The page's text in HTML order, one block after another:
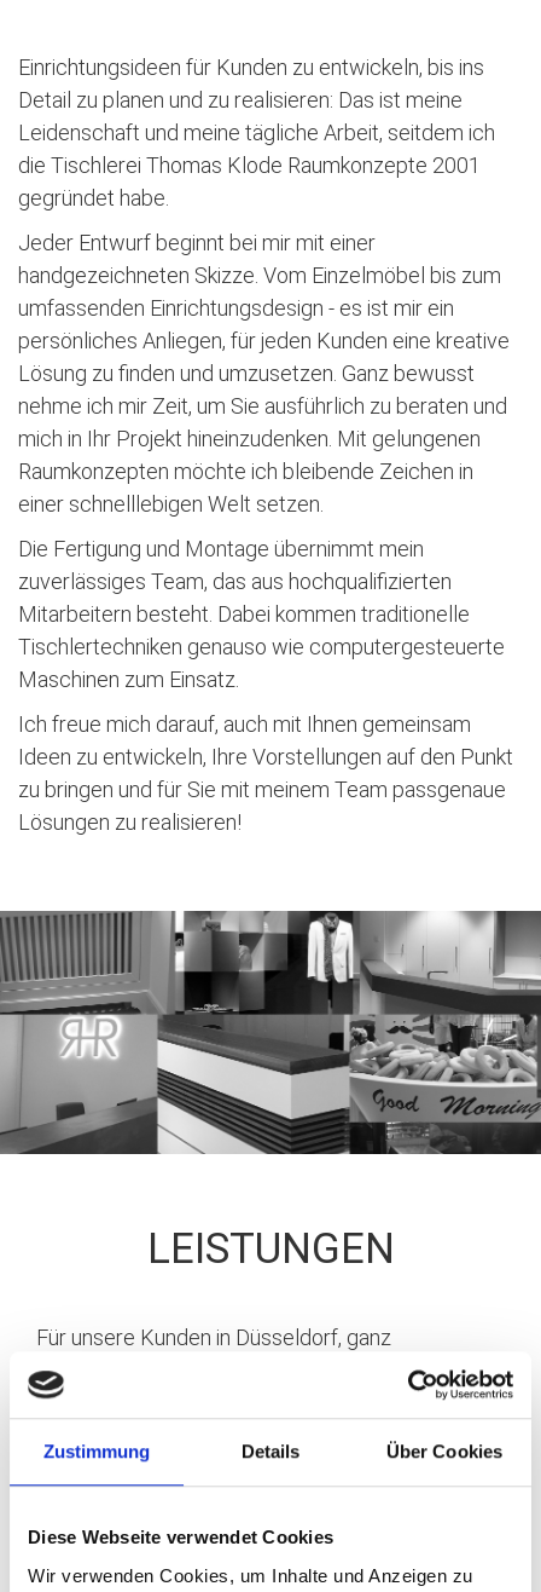
Zustimmung Details Über Cookies
Diese Webseite verwendet Cookies
Wir verwenden Cookies, um Inhalte und Anzeigen zu
Einrichtungsideen für Kunden zu entwickeln, bis ins
Detail zu planen und zu realisieren: Das ist meine
Leidenschaft und meine tägliche Arbeit, seitdem ich
die Tischlerei Thomas Klode Raumkonzepte 2001
gegründet habe.
Jeder Entwurf beginnt bei mir mit einer
handgezeichneten Skizze. Vom Einzelmöbel bis zum
umfassenden Einrichtungsdesign - es ist mir ein
persönliches Anliegen, für jeden Kunden eine kreative
Lösung zu finden und umzusetzen. Ganz bewusst
nehme ich mir Zeit, um Sie ausführlich zu beraten und
mich in Ihr Projekt hineinzudenken. Mit gelungenen
Raumkonzepten möchte ich bleibende Zeichen in
einer schnelllebigen Welt setzen.
Die Fertigung und Montage übernimmt mein
zuverlässiges Team, das aus hochqualifizierten
Mitarbeitern besteht. Dabei kommen traditionelle
Tischlertechniken genauso wie computergesteuerte
Maschinen zum Einsatz.
Ich freue mich darauf, auch mit Ihnen gemeinsam
Ideen zu entwickeln, Ihre Vorstellungen auf den Punkt
zu bringen und für Sie mit meinem Team passgenaue
Lösungen zu realisieren!
LEISTUNGEN
Für unsere Kunden in Düsseldorf, ganz
Deutschland und über die Landesgrenzen hinaus
entwickeln und realisieren wir Projekte auf
höchstem Niveau. Die Düsseldorfer Tischlerei
Klode Raumkonzepte bietet alles von der Planung
- für Sie bequem und absolut zuverlässig alles aus
einer Hand.